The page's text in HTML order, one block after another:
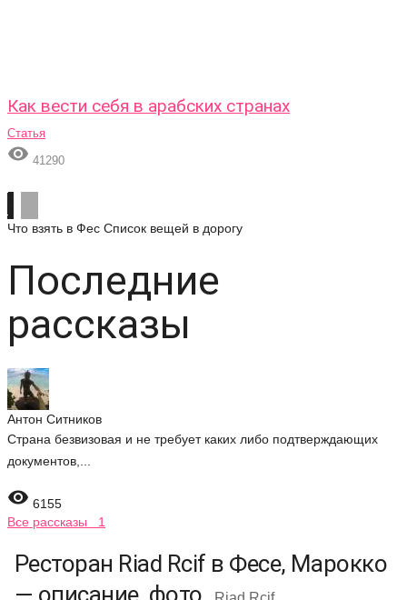
Как вести себя в арабских странах
Статья
 41290
Что взять в Фес Список вещей в дорогу
Последние
рассказы
Антон Ситников
Страна безвизовая и не требует каких либо подтверждающих
документов,...
 6155
Все рассказы 1
Ресторан Riad Rcif в Фесе, Марокко
— описание, фото